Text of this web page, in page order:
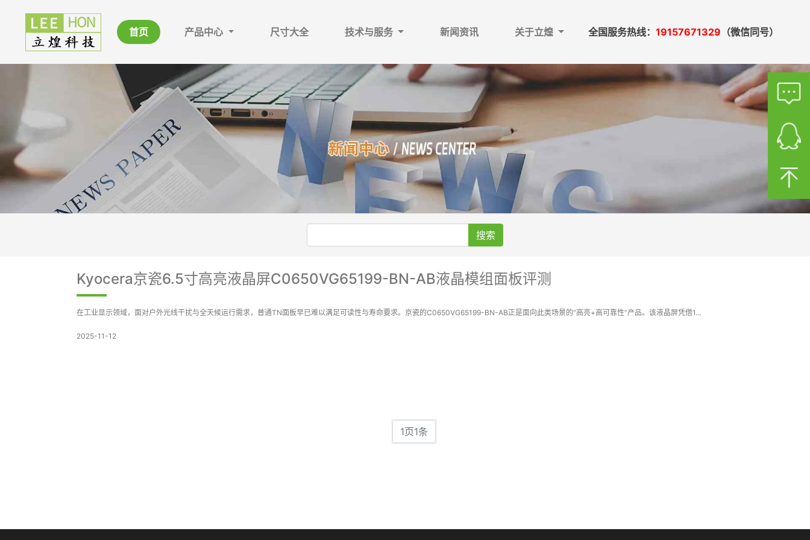
首页 产品中心 尺寸大全 技术与服务 新闻资讯 关于立煌 全国服务热线： 19157671329 （微信同号）
搜索
Kyocera京瓷6.5寸高亮液晶屏C0650VG65199-BN-AB液晶模组面板评测
在工业显示领域，面对户外光线干扰与全天候运行需求，普通TN面板早已难以满足可读性与寿命要求。京瓷的C0650VG65199-BN-AB正是面向此类场景的“高亮+高可靠性”产品。该液晶屏凭借1...
2025-11-12
1页1条